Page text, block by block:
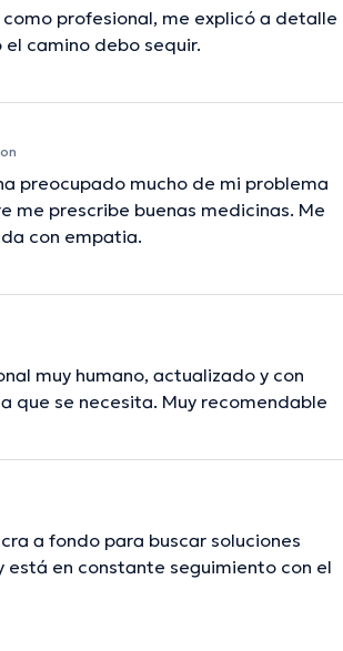
profesional, me explicó a detalle
camino debo sequir.
preocupado mucho de mi problema
me prescribe buenas medicinas. Me
con empatia.
muy humano, actualizado y con
que se necesita. Muy recomendable
a fondo para buscar soluciones
está en constante seguimiento con el